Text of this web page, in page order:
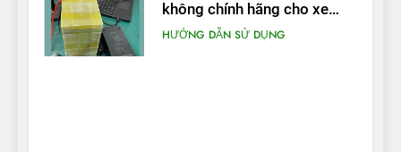
không chính hãng cho xe
máy điện
HƯỚNG DẪN SỬ DỤNG